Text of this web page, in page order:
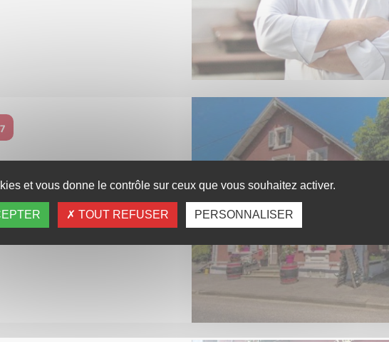
et vous donne le contrôle sur ceux que vous souhaitez activer.
TOUT REFUSER PERSONNALISER